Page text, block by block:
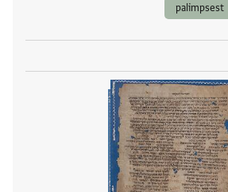
palimpsest